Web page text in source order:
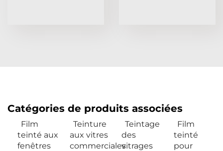
Catégories de produits associées
Film
teinté aux
fenêtres
Teinture
aux vitres
commerciales
Teintage
des
vitrages
Film
teinté
pour